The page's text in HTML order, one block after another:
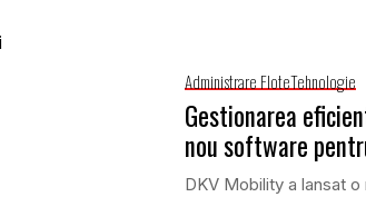
Administrare FloteTehnologie
Gestionarea
nou software
DKV Mobility a lansat